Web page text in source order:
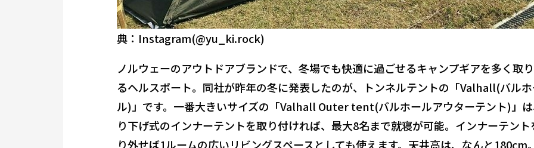
典：Instagram(@yu_ki.rock)
ノルウェーのアウトドアブランドで、冬場でも快適に過ごせるキャンプギアを多く取
るヘルスポート。同社が昨年の冬に発表したのが、トンネルテントの「Valhall(バル
ル)」です。一番大きいサイズの「Valhall Outer tent(バルホールアウターテント)」
り下げ式のインナーテントを取り付ければ、最大8名まで就寝が可能。インナーテント
り外せば1ルームの広いリビングスペースとしても使えます。天井高は、なんと180cm